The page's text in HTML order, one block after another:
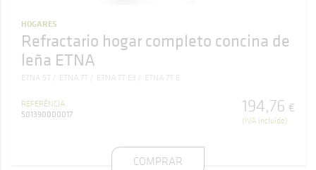
HOGARES
Refractario hogar completo concina de
leña ETNA
ETNA 5T ETNA 7T ETNA 7T E3 ETNA 7T E
REFERÊNCIA
501390000017
194,76 €
(IVA incluído)
COMPRAR